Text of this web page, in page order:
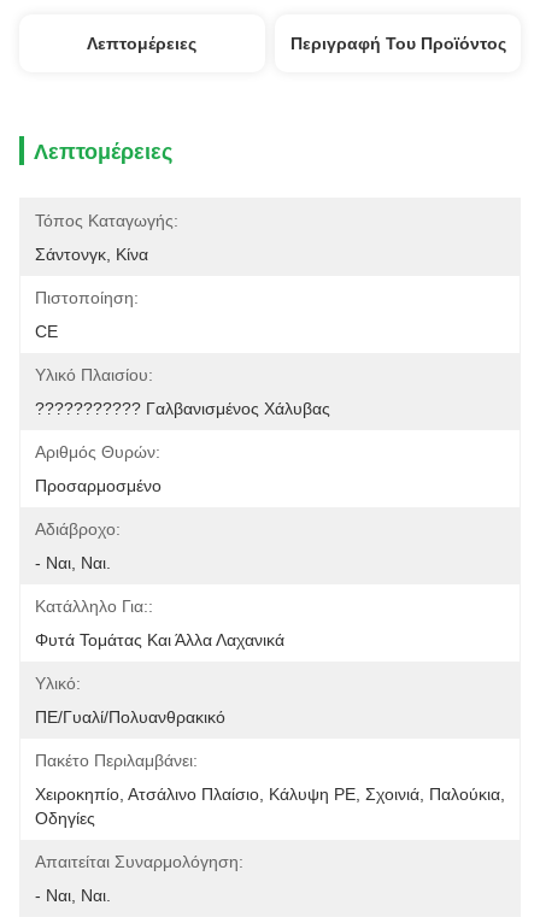
Λεπτομέρειες Περιγραφή Του Προϊόντος
Λεπτομέρειες
Τόπος Καταγωγής:
Σάντονγκ, Κίνα
Πιστοποίηση:
CE
Υλικό Πλαισίου:
??????????? Γαλβανισμένος Χάλυβας
Αριθμός Θυρών:
Προσαρμοσμένο
Αδιάβροχο:
- Ναι, Ναι.
Κατάλληλο Για::
Φυτά Τομάτας Και Άλλα Λαχανικά
Υλικό:
ΠΕ/Γυαλί/Πολυανθρακικό
Πακέτο Περιλαμβάνει:
Χειροκηπίο, Ατσάλινο Πλαίσιο, Κάλυψη PE, Σχοινιά, Παλούκια,
Οδηγίες
Απαιτείται Συναρμολόγηση:
- Ναι, Ναι.